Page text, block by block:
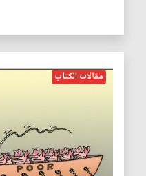
مقالات الكتاب